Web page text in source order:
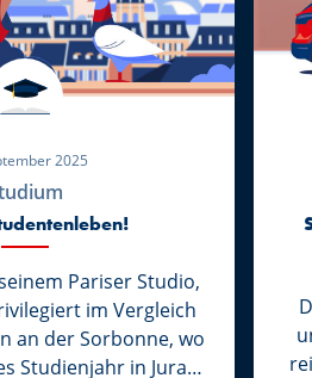
2025
Pariser Studio,
im Vergleich
an der Sorbonne, wo
Studienjahr in Jura